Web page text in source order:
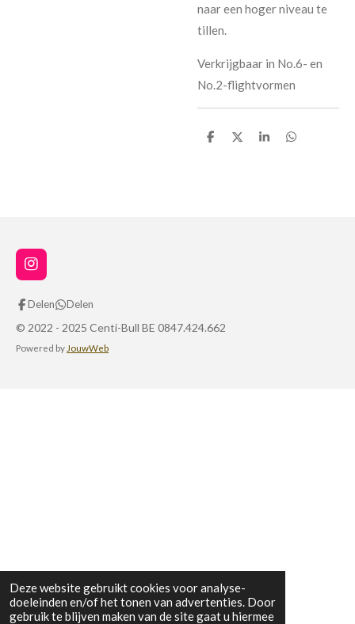
Deze website gebruikt cookies voor analyse-
doeleinden en/of het tonen van advertenties. Door
gebruik te blijven maken van de site gaat u hiermee
naar een hoger niveau te
tillen.
Verkrijgbaar in No.6- en
No.2-flightvormen
D
D
S
D
I
n
s
a
r
Delen Delen
© 2022 - 2025 Centi-Bull BE 0847.424.662
Powered by JouwWeb